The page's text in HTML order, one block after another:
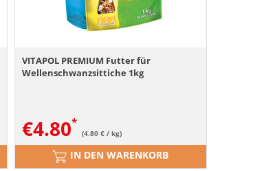
VITAPOL PREMIUM Futter für
Wellenschwanzsittiche 1kg
€4.80 (4.80 € / kg)
IN DEN WARENKORB